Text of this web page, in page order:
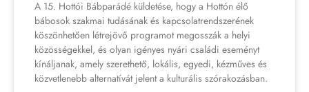
A 15. Hottói Bábparádé küldetése, hogy a Hottón élő
bábosok szakmai tudásának és kapcsolatrendszerének
köszönhetően létrejövő programot megosszák a helyi
közösségekkel, és olyan igényes nyári családi eseményt
kínáljanak, amely szerethető, lokális, egyedi, kézműves és
közvetlenebb alternatívát jelent a kulturális szórakozásban.